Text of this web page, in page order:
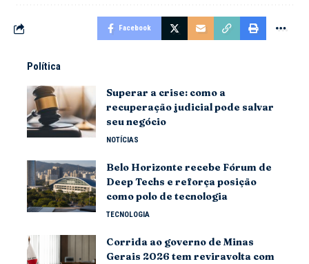
Facebook
Política
Superar a crise: como a
recuperação judicial pode salvar
seu negócio
NOTÍCIAS
Belo Horizonte recebe Fórum de
Deep Techs e reforça posição
como polo de tecnologia
TECNOLOGIA
Corrida ao governo de Minas
Gerais 2026 tem reviravolta com